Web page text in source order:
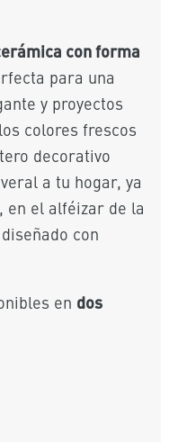
con forma
para una
y proyectos
colores frescos
decorativo
a tu hogar, ya
en el alféizar de la
con
en dos